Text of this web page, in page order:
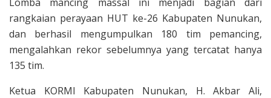
rangkaian perayaan HUT ke-26 Kabupaten Nunukan,
dan berhasil mengumpulkan 180 tim pemancing,
mengalahkan rekor sebelumnya yang tercatat hanya
135 tim.
Ketua KORMI Kabupaten Nunukan, H. Akbar Ali,